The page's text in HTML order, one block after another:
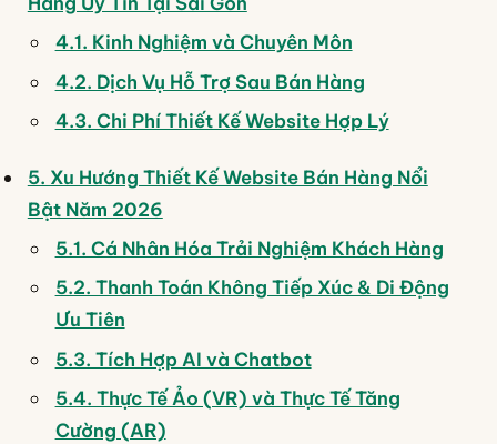
4.1. Kinh Nghiệm và Chuyên Môn
4.2. Dịch Vụ Hỗ Trợ Sau Bán Hàng
4.3. Chi Phí Thiết Kế Website Hợp Lý
5. Xu Hướng Thiết Kế Website Bán Hàng Nổi
Bật Năm 2026
5.1. Cá Nhân Hóa Trải Nghiệm Khách Hàng
5.2. Thanh Toán Không Tiếp Xúc & Di Động
Ưu Tiên
5.3. Tích Hợp AI và Chatbot
5.4. Thực Tế Ảo (VR) và Thực Tế Tăng
Cường (AR)